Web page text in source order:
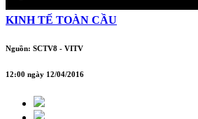
KINH TẾ TOÀN CẦU
Nguồn: SCTV8 - VITV
12:00 ngày 12/04/2016